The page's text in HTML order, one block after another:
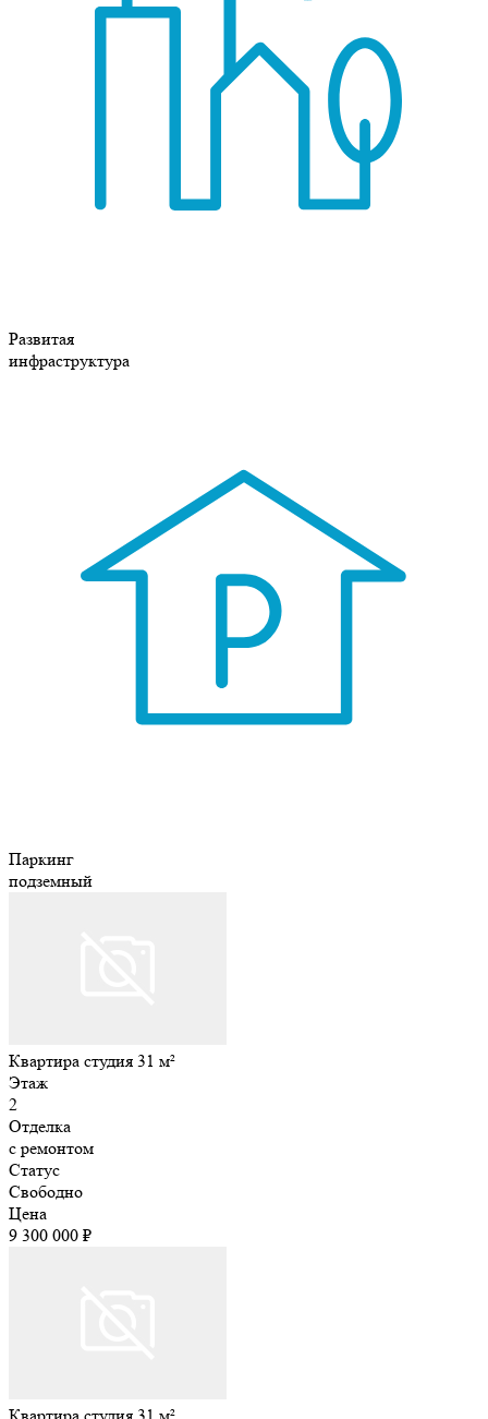
Развитая
инфраструктура
Паркинг
подземный
Квартира студия 31 м²
Этаж
2
Отделка
с ремонтом
Статус
Свободно
Цена
9 300 000 ₽
Квартира студия 31 м²